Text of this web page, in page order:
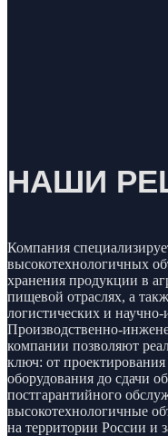
НАШИ
Компания
высокотехнологичных
хранения продукции в
пищевой отраслях, а
логистических и научно-
Производственно-
компании позволяют
ключ: от проектирования
оборудования до сдачи
постгарантийного
высокотехнологичные
на территории России и